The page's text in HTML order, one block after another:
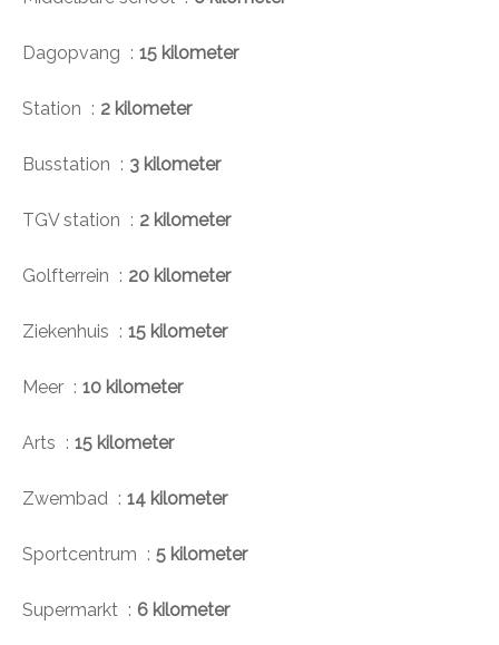
Dagopvang 15 kilometer
Station 2 kilometer
Busstation 3 kilometer
TGV station 2 kilometer
Golfterrein 20 kilometer
Ziekenhuis 15 kilometer
Meer 10 kilometer
Arts 15 kilometer
Zwembad 14 kilometer
Sportcentrum 5 kilometer
Supermarkt 6 kilometer